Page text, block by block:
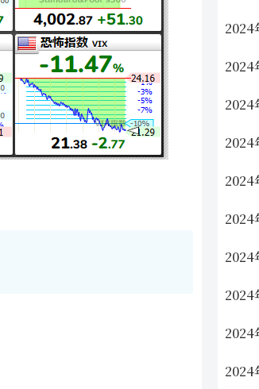
2024
2024
2024
2024
2024
2024
2024
2024
2024
2024